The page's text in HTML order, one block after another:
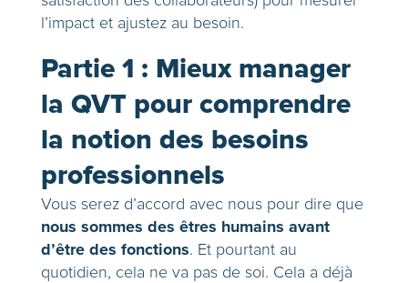
l’impact et ajustez au besoin.
Partie 1 : Mieux manager
la QVT pour comprendre
la notion des besoins
professionnels
Vous serez d’accord avec nous pour dire que
nous sommes des êtres humains avant
d’être des fonctions. Et pourtant au
quotidien, cela ne va pas de soi. Cela a déjà